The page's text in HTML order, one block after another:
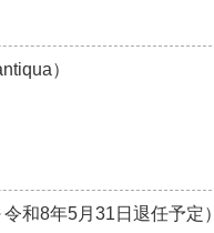
）
和8年5月31日退任予定）